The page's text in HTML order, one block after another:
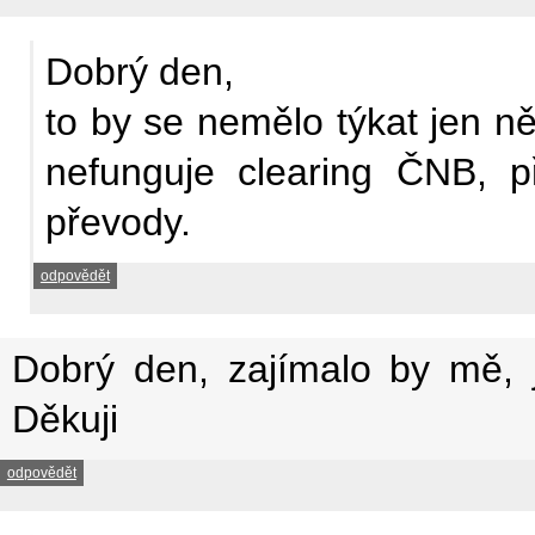
Dobrý den,
to by se nemělo týkat jen
nefunguje clearing ČNB,
převody.
odpovědět
Dobrý den, zajímalo by
Děkuji
odpovědět